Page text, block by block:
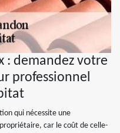
: demandez votre
professionnel
qui nécessite une
car le coût de celle-